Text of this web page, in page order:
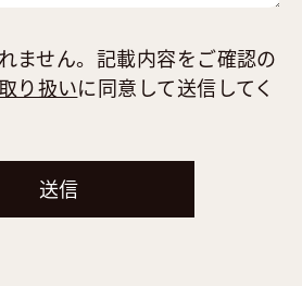
ません。記載内容をご確認の
り扱いに同意して送信してく